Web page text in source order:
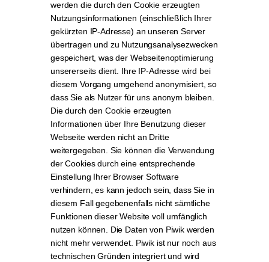
werden die durch den Cookie erzeugten
Nutzungsinformationen (einschließlich Ihrer
gekürzten IP-Adresse) an unseren Server
übertragen und zu Nutzungsanalysezwecken
gespeichert, was der Webseitenoptimierung
unsererseits dient. Ihre IP-Adresse wird bei
diesem Vorgang umge­hend anony­mi­siert, so
dass Sie als Nutzer für uns anonym bleiben.
Die durch den Cookie erzeugten
Informationen über Ihre Benutzung dieser
Webseite werden nicht an Dritte
weitergegeben. Sie können die Verwendung
der Cookies durch eine entsprechende
Einstellung Ihrer Browser Software
verhindern, es kann jedoch sein, dass Sie in
diesem Fall gegebenenfalls nicht sämtliche
Funktionen dieser Website voll umfänglich
nutzen können. Die Daten von Piwik werden
nicht mehr verwendet. Piwik ist nur noch aus
technischen Gründen integriert und wird